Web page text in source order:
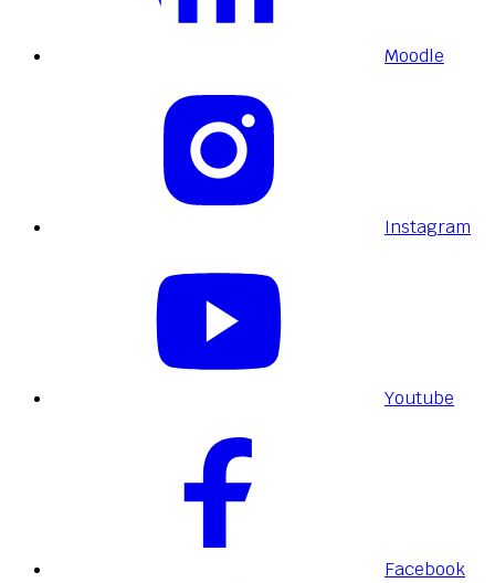
Moodle
Instagram
Youtube
Facebook